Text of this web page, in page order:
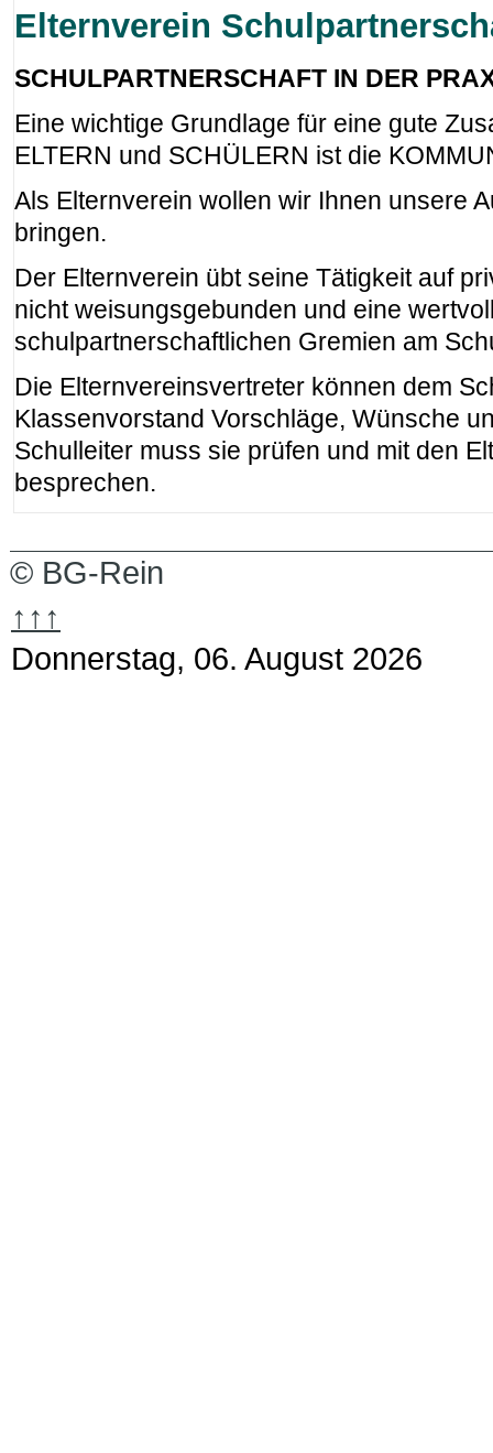
Elternverein
SCHULPARTNERSCHAFT IN DER
Eine wichtige Grundlage für eine gute
ELTERN und SCHÜLERN ist die
Als Elternverein wollen wir Ihnen unsere
bringen.
Der Elternverein übt seine Tätigkeit auf
nicht weisungsgebunden und eine
schulpartnerschaftlichen Gremien am
Die Elternvereinsvertreter können dem
Klassenvorstand Vorschläge, Wünsche
Schulleiter muss sie prüfen und mit den
besprechen.
© BG-Rein
↑↑↑
Donnerstag, 06. August 2026